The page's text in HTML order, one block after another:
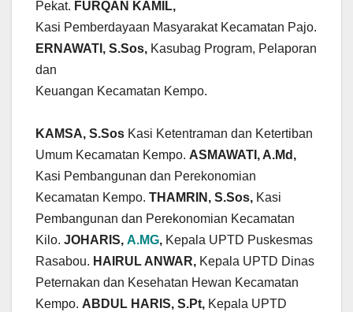
Pekat. FURQAN KAMIL,
Kasi Pemberdayaan Masyarakat Kecamatan Pajo.
ERNAWATI, S.Sos, Kasubag Program, Pelaporan
dan
Keuangan Kecamatan Kempo.
KAMSA, S.Sos Kasi Ketentraman dan Ketertiban
Umum Kecamatan Kempo. ASMAWATI, A.Md,
Kasi Pembangunan dan Perekonomian
Kecamatan Kempo. THAMRIN, S.Sos, Kasi
Pembangunan dan Perekonomian Kecamatan
Kilo. JOHARIS, A.MG, Kepala UPTD Puskesmas
Rasabou. HAIRUL ANWAR, Kepala UPTD Dinas
Peternakan dan Kesehatan Hewan Kecamatan
Kempo. ABDUL HARIS, S.Pt, Kepala UPTD